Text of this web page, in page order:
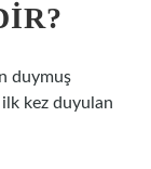
duymuş
kez duyulan